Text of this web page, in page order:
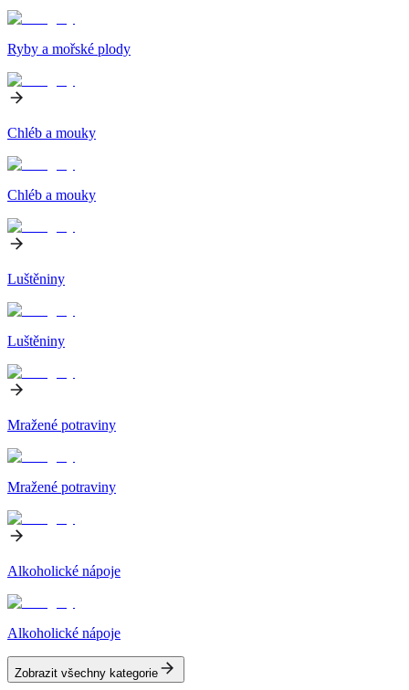
Ryby a mořské plody
Chléb a mouky
Chléb a mouky
Luštěniny
Luštěniny
Mražené potraviny
Mražené potraviny
Alkoholické nápoje
Alkoholické nápoje
Zobrazit všechny kategorie